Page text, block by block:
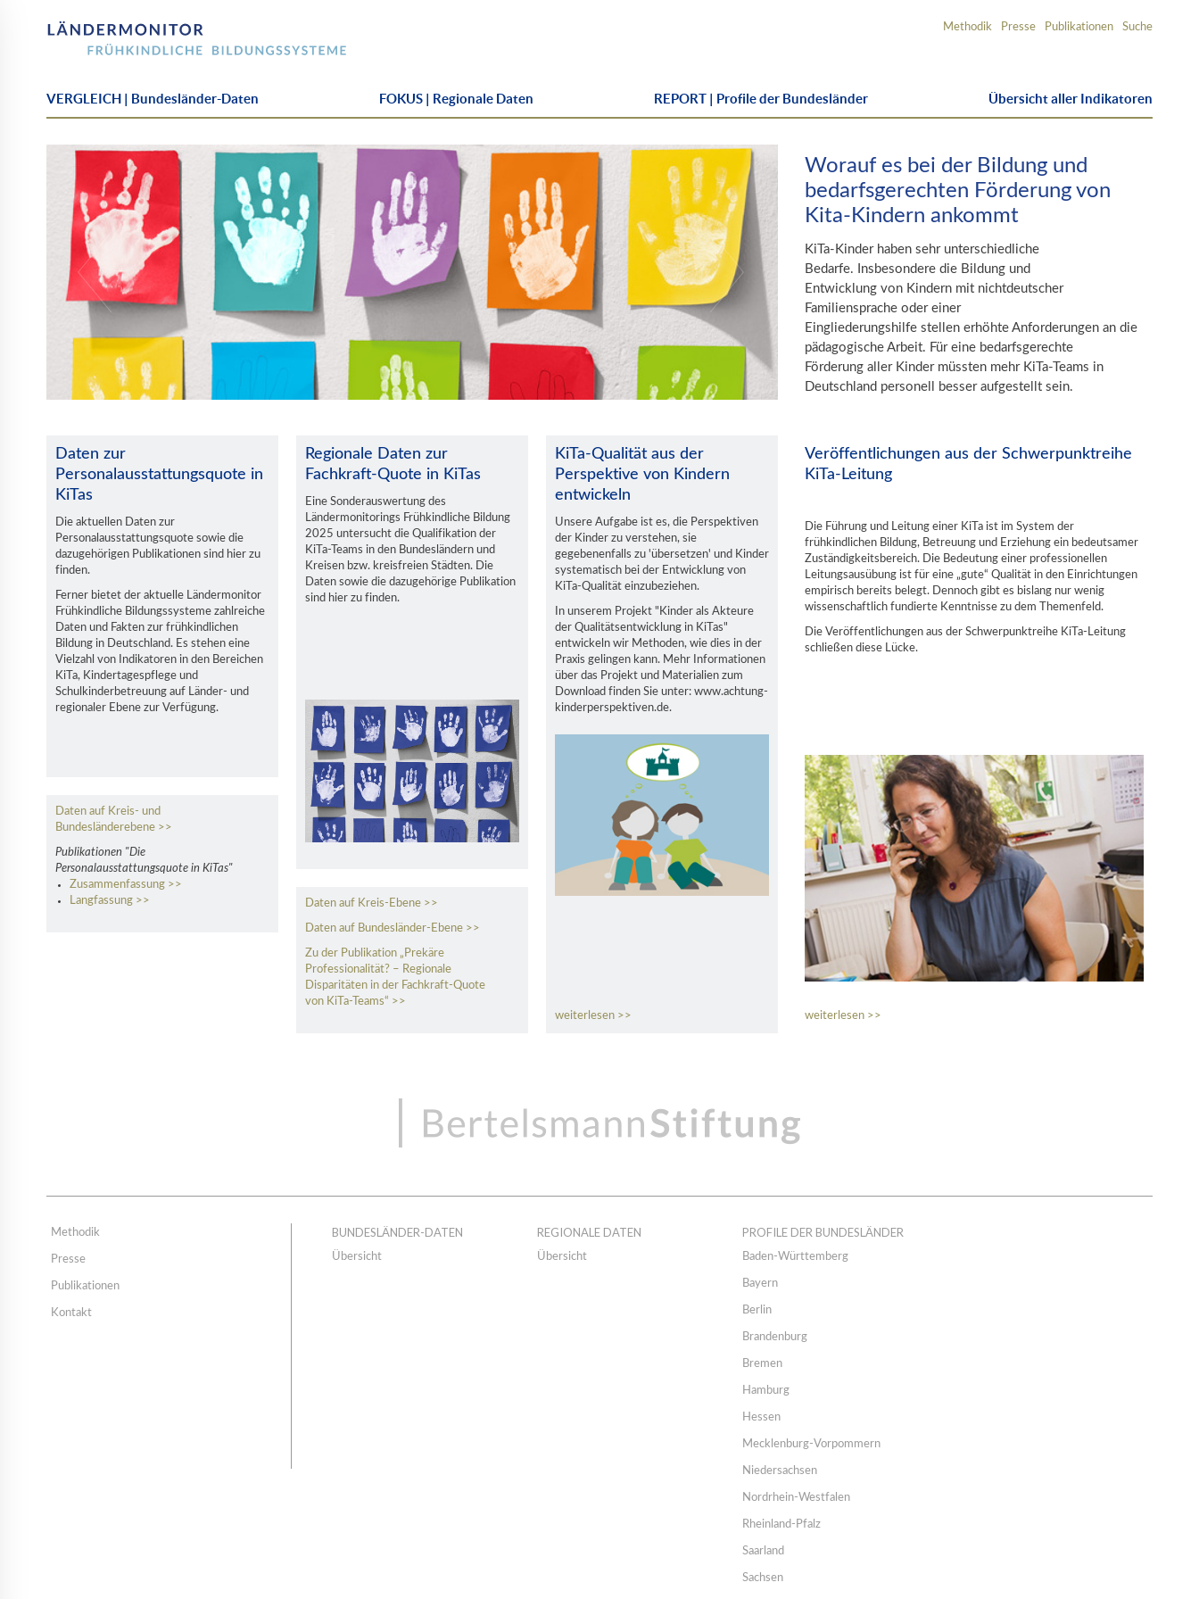
VERGLEICH | Bundesländer-Daten FOKUS | Regionale Daten REPORT | Profile der Bundesländer Übersicht aller Indikatoren
Service-
Methodik Presse Publikationen Suche
Startseite
Worauf es bei der Bildung und
bedarfsgerechten Förderung von
Kita-Kindern ankommt
KiTa-Kinder haben sehr unterschiedliche
Bedarfe. Insbesondere die Bildung und
Entwicklung von Kindern mit nichtdeutscher
Familiensprache oder einer
Eingliederungshilfe stellen erhöhte Anforderungen an die
pädagogische Arbeit. Für eine bedarfsgerechte
Förderung aller Kinder müssten mehr KiTa-Teams in
Deutschland personell besser aufgestellt sein.
Daten zur
Personalausstattungsquote in
KiTas
Die aktuellen Daten zur
Personalausstattungsquote sowie die
dazugehörigen Publikationen sind hier zu
finden.
Ferner bietet der aktuelle Ländermonitor
Frühkindliche Bildungssysteme zahlreiche
Daten und Fakten zur frühkindlichen
Bildung in Deutschland. Es stehen eine
Vielzahl von Indikatoren in den Bereichen
KiTa, Kindertagespflege und
Schulkinderbetreuung auf Länder- und
regionaler Ebene zur Verfügung.
Daten auf Kreis- und
Bundesländerebene >>
Publikationen "Die
Personalausstattungsquote in KiTas"
Zusammenfassung >>
Langfassung >>
Regionale Daten zur
Fachkraft-Quote in KiTas
Eine Sonderauswertung des
Ländermonitorings Frühkindliche Bildung
2025 untersucht die Qualifikation der
KiTa-Teams in den Bundesländern und
Kreisen bzw. kreisfreien Städten. Die
Daten sowie die dazugehörige Publikation
sind hier zu finden.
Daten auf Kreis-Ebene >>
Daten auf Bundesländer-Ebene >>
Zu der Publikation „Prekäre
Professionalität? – Regionale
Disparitäten in der Fachkraft-Quote
von KiTa-Teams“ >>
KiTa-Qualität aus der
Perspektive von Kindern
entwickeln
Unsere Aufgabe ist es, die Perspektiven
der Kinder zu verstehen, sie
gegebenenfalls zu 'übersetzen' und Kinder
systematisch bei der Entwicklung von
KiTa-Qualität einzubeziehen.
In unserem Projekt "Kinder als Akteure
der Qualitätsentwicklung in KiTas"
entwickeln wir Methoden, wie dies in der
Praxis gelingen kann. Mehr Informationen
über das Projekt und Materialien zum
Download finden Sie unter: www.achtung-
kinderperspektiven.de.
weiterlesen
Veröffentlichungen aus der Schwerpunktreihe
KiTa-Leitung
Die Führung und Leitung einer KiTa ist im System der
frühkindlichen Bildung, Betreuung und Erziehung ein bedeutsamer
Zuständigkeitsbereich. Die Bedeutung einer professionellen
Leitungsausübung ist für eine „gute“ Qualität in den Einrichtungen
empirisch bereits belegt. Dennoch gibt es bislang nur wenig
wissenschaftlich fundierte Kenntnisse zu dem Themenfeld.
Die Veröffentlichungen aus der Schwerpunktreihe KiTa-Leitung
schließen diese Lücke.
weiterlesen
Methodik
Presse
Publikationen
Kontakt
BUNDESLÄNDER-DATEN
Übersicht
REGIONALE DATEN
Übersicht
PROFILE DER BUNDESLÄNDER
Baden-Württemberg
Bayern
Berlin
Brandenburg
Bremen
Hamburg
Hessen
Mecklenburg-Vorpommern
Niedersachsen
Nordrhein-Westfalen
Rheinland-Pfalz
Saarland
Sachsen